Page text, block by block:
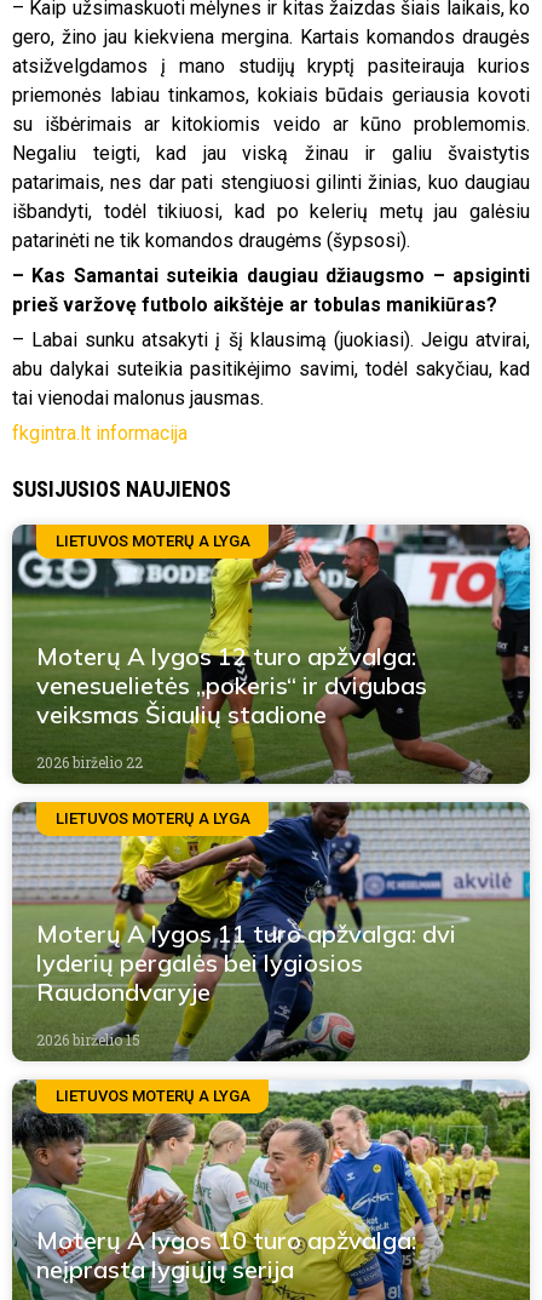
– Kaip užsimaskuoti mėlynes ir kitas žaizdas šiais laikais, ko
gero, žino jau kiekviena mergina. Kartais komandos draugės
atsižvelgdamos į mano studijų kryptį pasiteirauja kurios
priemonės labiau tinkamos, kokiais būdais geriausia kovoti
su išbėrimais ar kitokiomis veido ar kūno problemomis.
Negaliu teigti, kad jau viską žinau ir galiu švaistytis
patarimais, nes dar pati stengiuosi gilinti žinias, kuo daugiau
išbandyti, todėl tikiuosi, kad po kelerių metų jau galėsiu
patarinėti ne tik komandos draugėms (šypsosi).
– Kas Samantai suteikia daugiau džiaugsmo – apsiginti
prieš varžovę futbolo aikštėje ar tobulas manikiūras?
– Labai sunku atsakyti į šį klausimą (juokiasi). Jeigu atvirai,
abu dalykai suteikia pasitikėjimo savimi, todėl sakyčiau, kad
tai vienodai malonus jausmas.
fkgintra.lt informacija
SUSIJUSIOS NAUJIENOS
LIETUVOS MOTERŲ A LYGA
Moterų A lygos 12 turo apžvalga:
venesuelietės „pokeris“ ir dvigubas
veiksmas Šiaulių stadione
2026 birželio 22
LIETUVOS MOTERŲ A LYGA
Moterų A lygos 11 turo apžvalga: dvi
lyderių pergalės bei lygiosios
Raudondvaryje
2026 birželio 15
LIETUVOS MOTERŲ A LYGA
Moterų A lygos 10 turo apžvalga:
neįprasta lygiųjų serija